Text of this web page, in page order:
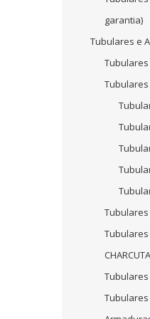
garantia)
Tubulares e
Tubulares
Tubulares
Tubulares
Tubulares
Tubulares
Tubulares